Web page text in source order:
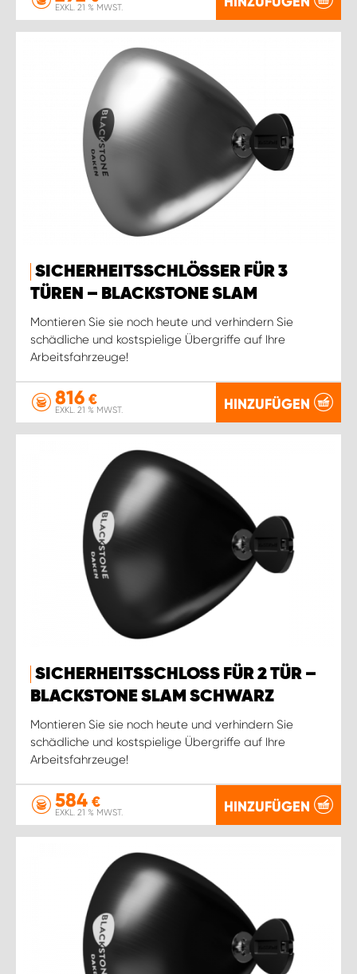
EXKL. 21 % MWST.
SICHERHEITSSCHLÖSSER FÜR 3
TÜREN – BLACKSTONE SLAM
Montieren Sie sie noch heute und verhindern Sie
schädliche und kostspielige Übergriffe auf Ihre
Arbeitsfahrzeuge!
816 €
EXKL. 21 % MWST. HINZUFÜGEN
SICHERHEITSSCHLOSS FÜR 2 TÜR –
BLACKSTONE SLAM SCHWARZ
Montieren Sie sie noch heute und verhindern Sie
schädliche und kostspielige Übergriffe auf Ihre
Arbeitsfahrzeuge!
584 €
EXKL. 21 % MWST. HINZUFÜGEN